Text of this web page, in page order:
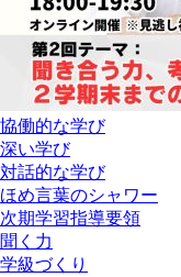
協働的な学び
深い学び
対話的な学び
ほめ言葉のシャワー
次期学習指導要領
聞く力
学級づくり